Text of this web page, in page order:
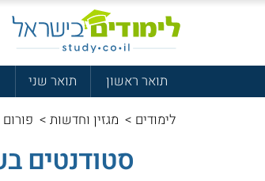
תואר ראשון תואר שני
לימודים > מגזין וחדשות >
סטודנטים